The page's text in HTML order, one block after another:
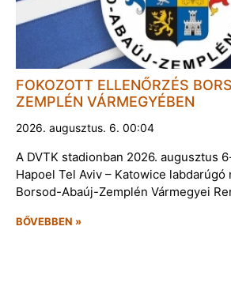
FOKOZOTT ELLENŐRZÉS
ZEMPLÉN VÁRMEGYÉBEN
2026. augusztus. 6. 00:04
A DVTK stadionban 2026. augusztus
Hapoel Tel Aviv – Katowice labdarúgó
Borsod-Abaúj-Zemplén Vármegyei
BŐVEBBEN »